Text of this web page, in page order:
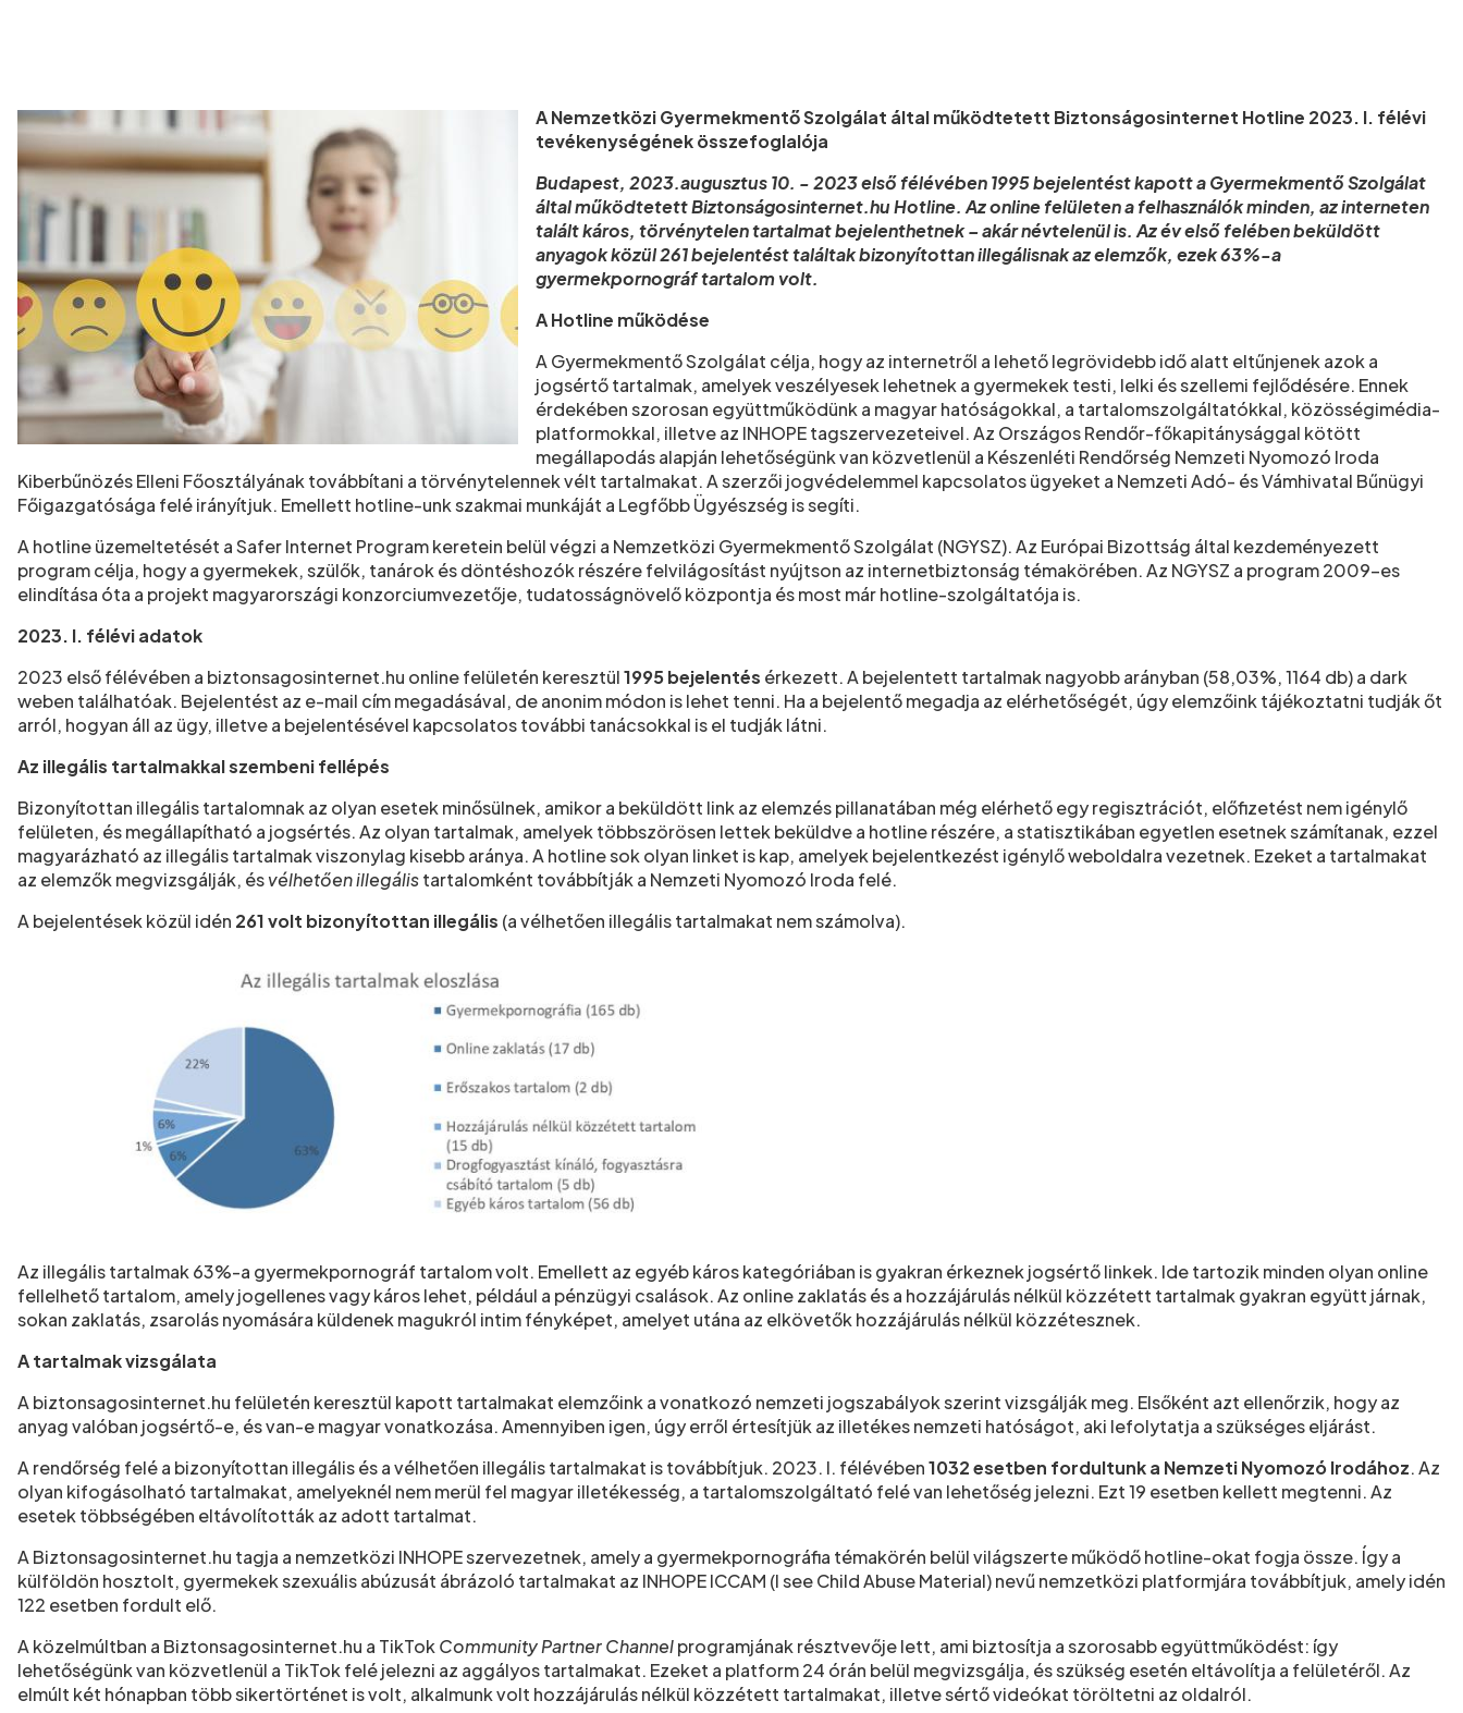
A Nemzetközi Gyermekmentő Szolgálat által működtetett Biztonságosinternet Hotline 2023. I. félévi
tevékenységének összefoglalója
Budapest, 2023.augusztus 10. - 2023 első félévében 1995 bejelentést kapott a Gyermekmentő Szolgálat
által működtetett Biztonságosinternet.hu Hotline. Az online felületen a felhasználók minden, az interneten
talált káros, törvénytelen tartalmat bejelenthetnek – akár névtelenül is. Az év első felében beküldött
anyagok közül 261 bejelentést találtak bizonyítottan illegálisnak az elemzők, ezek 63%-a
gyermekpornográf tartalom volt.
A Hotline működése
A Gyermekmentő Szolgálat célja, hogy az internetről a lehető legrövidebb idő alatt eltűnjenek azok a
jogsértő tartalmak, amelyek veszélyesek lehetnek a gyermekek testi, lelki és szellemi fejlődésére. Ennek
érdekében szorosan együttműködünk a magyar hatóságokkal, a tartalomszolgáltatókkal, közösségimédia-
platformokkal, illetve az INHOPE tagszervezeteivel. Az Országos Rendőr-főkapitánysággal kötött
megállapodás alapján lehetőségünk van közvetlenül a Készenléti Rendőrség Nemzeti Nyomozó Iroda
Kiberbűnözés Elleni Főosztályának továbbítani a törvénytelennek vélt tartalmakat. A szerzői jogvédelemmel kapcsolatos ügyeket a Nemzeti Adó- és Vámhivatal Bűnügyi
Főigazgatósága felé irányítjuk. Emellett hotline-unk szakmai munkáját a Legfőbb Ügyészség is segíti.
A hotline üzemeltetését a Safer Internet Program keretein belül végzi a Nemzetközi Gyermekmentő Szolgálat (NGYSZ). Az Európai Bizottság által kezdeményezett
program célja, hogy a gyermekek, szülők, tanárok és döntéshozók részére felvilágosítást nyújtson az internetbiztonság témakörében. Az NGYSZ a program 2009-es
elindítása óta a projekt magyarországi konzorciumvezetője, tudatosságnövelő központja és most már hotline-szolgáltatója is.
2023. I. félévi adatok
2023 első félévében a biztonsagosinternet.hu online felületén keresztül1995 bejelentés érkezett. A bejelentett tartalmak nagyobb arányban (58,03%, 1164 db) a dark
weben találhatóak. Bejelentést az e-mail cím megadásával, de anonim módon is lehet tenni. Ha a bejelentő megadja az elérhetőségét, úgy elemzőink tájékoztatni tudják őt
arról, hogyan áll az ügy, illetve a bejelentésével kapcsolatos további tanácsokkal is el tudják látni.
Az illegális tartalmakkal szembeni fellépés
Bizonyítottan illegális tartalomnak az olyan esetek minősülnek, amikor a beküldött link az elemzés pillanatában még elérhető egy regisztrációt, előfizetést nem igénylő
felületen, és megállapítható a jogsértés. Az olyan tartalmak, amelyek többszörösen lettek beküldve a hotline részére, a statisztikában egyetlen esetnek számítanak, ezzel
magyarázható az illegális tartalmak viszonylag kisebb aránya. A hotline sok olyan linket is kap, amelyek bejelentkezést igénylő weboldalra vezetnek. Ezeket a tartalmakat
az elemzők megvizsgálják, ésvélhetően illegálistartalomként továbbítják a Nemzeti Nyomozó Iroda felé.
A bejelentések közül idén 261 volt bizonyítottan illegális (a vélhetően illegális tartalmakat nem számolva).
Az illegális tartalmak 63%-a gyermekpornográf tartalom volt. Emellett az egyéb káros kategóriában is gyakran érkeznek jogsértő linkek. Ide tartozik minden olyan online
fellelhető tartalom, amely jogellenes vagy káros lehet, például a pénzügyi csalások. Az online zaklatás és a hozzájárulás nélkül közzétett tartalmak gyakran együtt járnak,
sokan zaklatás, zsarolás nyomására küldenek magukról intim fényképet, amelyet utána az elkövetők hozzájárulás nélkül közzétesznek.
A tartalmak vizsgálata
A biztonsagosinternet.hu felületén keresztül kapott tartalmakat elemzőink a vonatkozó nemzeti jogszabályok szerint vizsgálják meg. Elsőként azt ellenőrzik, hogy az
anyag valóban jogsértő-e, és van-e magyar vonatkozása. Amennyiben igen, úgy erről értesítjük az illetékes nemzeti hatóságot, aki lefolytatja a szükséges eljárást.
A rendőrség felé a bizonyítottan illegális és a vélhetően illegális tartalmakat is továbbítjuk. 2023. I. félévében1032 esetben fordultunk a Nemzeti Nyomozó Irodához. Az
olyan kifogásolható tartalmakat, amelyeknél nem merül fel magyar illetékesség, a tartalomszolgáltató felé van lehetőség jelezni. Ezt 19 esetben kellett megtenni. Az
esetek többségében eltávolították az adott tartalmat.
A Biztonsagosinternet.hu tagja a nemzetközi INHOPE szervezetnek, amely a gyermekpornográfia témakörén belül világszerte működő hotline-okat fogja össze. Így a
külföldön hosztolt, gyermekek szexuális abúzusát ábrázoló tartalmakat az INHOPE ICCAM (I see Child Abuse Material) nevű nemzetközi platformjára továbbítjuk, amely idén
122 esetben fordult elő.
A közelmúltban a Biztonsagosinternet.hu a TikTok Community Partner Channelprogramjának résztvevője lett, ami biztosítja a szorosabb együttműködést: így
lehetőségünk van közvetlenül a TikTok felé jelezni az aggályos tartalmakat. Ezeket a platform 24 órán belül megvizsgálja, és szükség esetén eltávolítja a felületéről. Az
elmúlt két hónapban több sikertörténet is volt, alkalmunk volt hozzájárulás nélkül közzétett tartalmakat, illetve sértő videókat töröltetni az oldalról.